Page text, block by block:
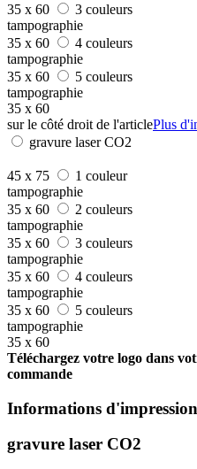
35 x 60
3 couleurs
tampographie
35 x 60
4 couleurs
tampographie
35 x 60
5 couleurs
tampographie
35 x 60
sur le côté droit de l'articlePlus
gravure laser CO2
45 x 75
1 couleur
tampographie
35 x 60
2 couleurs
tampographie
35 x 60
3 couleurs
tampographie
35 x 60
4 couleurs
tampographie
35 x 60
5 couleurs
tampographie
35 x 60
Téléchargez votre logo dans
commande
Informations d'impression
gravure laser CO2